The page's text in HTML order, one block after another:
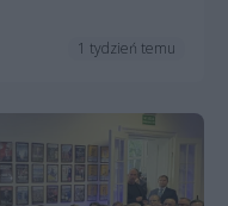
1 tydzień temu